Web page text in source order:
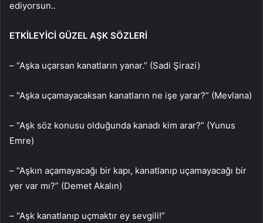
ediyorsun..
ETKİLEYİCİ GÜZEL AŞK SÖZLERİ
– “Aşka uçarsan kanatların yanar.” (Sadi Şirazi)
– “Aşka uçamayacaksan kanatların ne işe yarar?” (Mevlana)
– “Aşk söz konusu olduğunda kanadı kim arar?” (Yunus
Emre)
– “Aşkın açamayacağı bir kapı, kanatlanıp uçamayacağı bir
yer var mı?” (Demet Akalın)
– “Aşk kanatlanıp uçmaktır ey sevgili!”